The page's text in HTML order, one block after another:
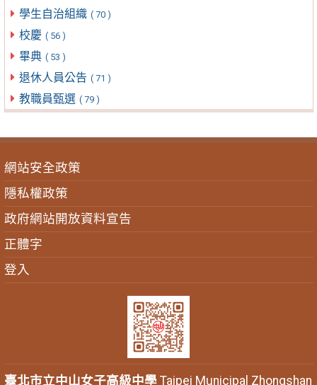
學生自治組織 ( 70 )
校慶 ( 56 )
畢典 ( 53 )
退休人員公告 ( 71 )
教職員甄選 ( 79 )
網站安全政策
隱私權政策
政府網站開放資料宣告
正體字
登入
臺北市立中山女子高級中學Taipei Municipal Zhongshan